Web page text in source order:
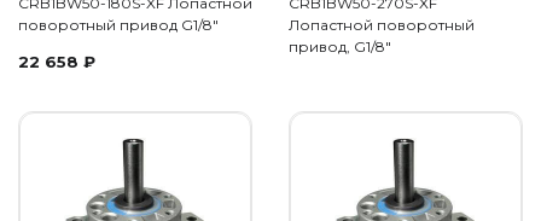
поворотный привод G1/8"
22 658 ₽
Лопастной поворотный
привод, G1/8"